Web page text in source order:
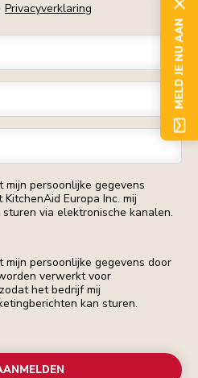
Privacyverklaring
mijn persoonlijke gegevens
Europa Inc. mij
via elektronische kanalen.
mijn persoonlijke gegevens door
verwerkt voor
het bedrijf mij
kan sturen.
MELD JE NU AAN